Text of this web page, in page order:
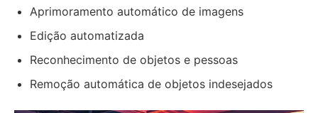
Aprimoramento automático de imagens
Edição automatizada
Reconhecimento de objetos e pessoas
Remoção automática de objetos indesejados